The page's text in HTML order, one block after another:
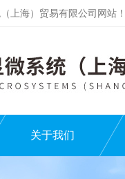
上海）贸易有限公司网站！
关于我们